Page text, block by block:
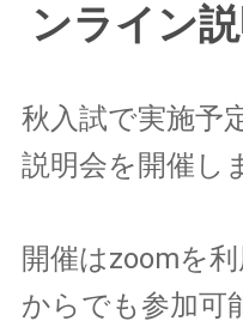
ンライン
秋入試で実施予
説明会を開催し
開催はzoomを
からでも参加可